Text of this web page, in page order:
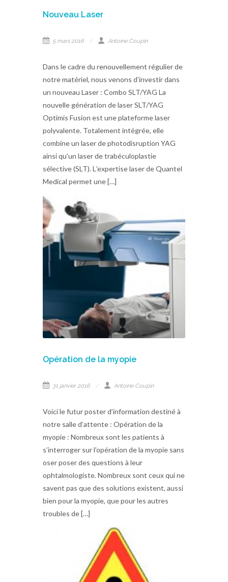
Nouveau Laser
5 mars 2016 Antoine Coupin
Dans le cadre du renouvellement régulier de
notre matériel, nous venons d’investir dans
un nouveau Laser : Combo SLT/YAG La
nouvelle génération de laser SLT/YAG
Optimis Fusion est une plateforme laser
polyvalente. Totalement intégrée, elle
combine un laser de photodisruption YAG
ainsi qu’un laser de trabéculoplastie
sélective (SLT). L’expertise laser de Quantel
Medical permet une […]
Opération de la myopie
31 janvier 2016 Antoine Coupin
Voici le futur poster d’information destiné à
notre salle d’attente : Opération de la
myopie : Nombreux sont les patients à
s’interroger sur l’opération de la myopie sans
oser poser des questions à leur
ophtalmologiste. Nombreux sont ceux qui ne
savent pas que des solutions existent, aussi
bien pour la myopie, que pour les autres
troubles de […]